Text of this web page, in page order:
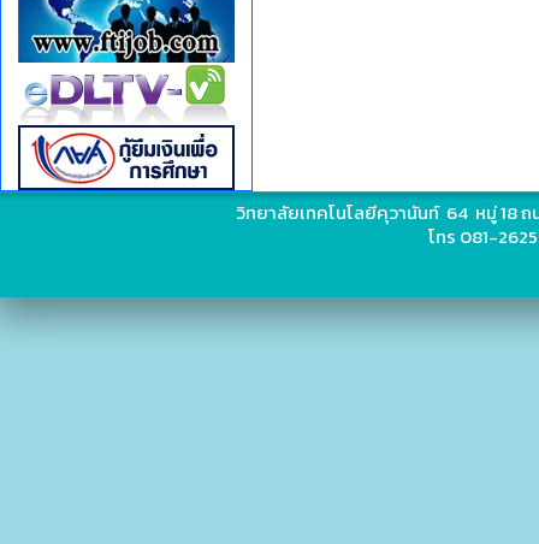
วิทยาลัยเทคโนโลยีคุวานันท์ 64 หมู่ 18
โทร 081-